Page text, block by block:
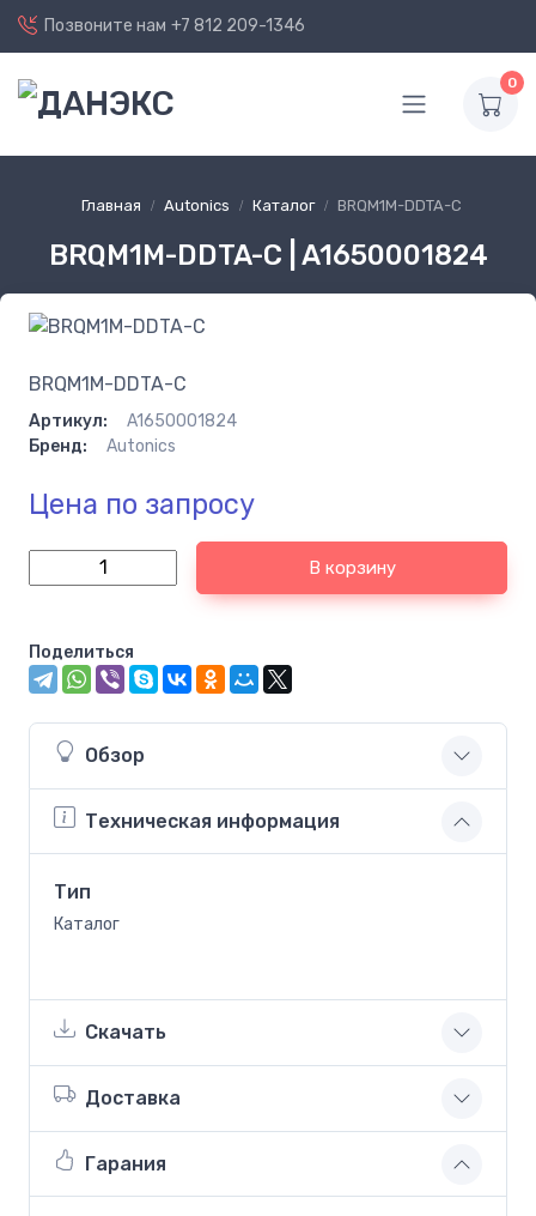
Позвоните нам +7 812 209-1346
0
Главная Autonics Каталог BRQM1M-DDTA-C
BRQM1M-DDTA-C | A1650001824
BRQM1M-DDTA-C
Артикул:
A1650001824
Бренд:
Autonics
Цена по запросу
В корзину
Поделиться
Обзор
Техническая информация
Тип
Каталог
Скачать
Доставка
Гарания